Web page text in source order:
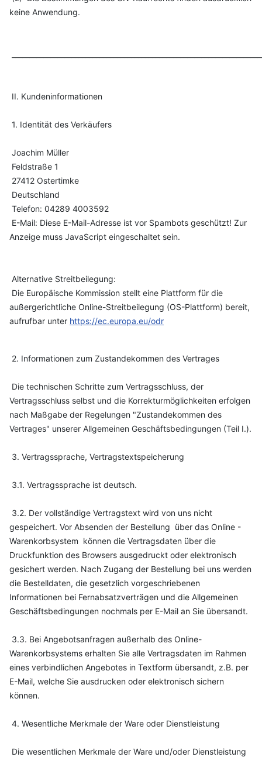
keine Anwendung.
II. Kundeninformationen
1. Identität des Verkäufers
Joachim Müller
Feldstraße 1
27412 Ostertimke
Deutschland
Telefon: 04289 4003592
E-Mail: Diese E-Mail-Adresse ist vor Spambots geschützt! Zur
Anzeige muss JavaScript eingeschaltet sein.
Alternative Streitbeilegung:
Die Europäische Kommission stellt eine Plattform für die
außergerichtliche Online-Streitbeilegung (OS-Plattform) bereit,
aufrufbar unter https://ec.europa.eu/odr
2. Informationen zum Zustandekommen des Vertrages
Die technischen Schritte zum Vertragsschluss, der
Vertragsschluss selbst und die Korrekturmöglichkeiten erfolgen
nach Maßgabe der Regelungen "Zustandekommen des
Vertrages" unserer Allgemeinen Geschäftsbedingungen (Teil I.).
3. Vertragssprache, Vertragstextspeicherung
3.1. Vertragssprache ist deutsch.
3.2. Der vollständige Vertragstext wird von uns nicht
gespeichert. Vor Absenden der Bestellung über das Online -
Warenkorbsystem können die Vertragsdaten über die
Druckfunktion des Browsers ausgedruckt oder elektronisch
gesichert werden. Nach Zugang der Bestellung bei uns werden
die Bestelldaten, die gesetzlich vorgeschriebenen
Informationen bei Fernabsatzverträgen und die Allgemeinen
Geschäftsbedingungen nochmals per E-Mail an Sie übersandt.
3.3. Bei Angebotsanfragen außerhalb des Online-
Warenkorbsystems erhalten Sie alle Vertragsdaten im Rahmen
eines verbindlichen Angebotes in Textform übersandt, z.B. per
E-Mail, welche Sie ausdrucken oder elektronisch sichern
können.
4. Wesentliche Merkmale der Ware oder Dienstleistung
Die wesentlichen Merkmale der Ware und/oder Dienstleistung